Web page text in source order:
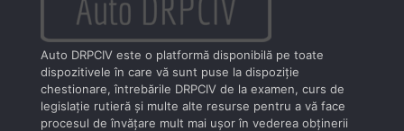
Auto DRPCIV este o platformă disponibilă pe toate
dispozitivele în care vă sunt puse la dispoziţie
chestionare, întrebările DRPCIV de la examen, curs de
legislaţie rutieră şi multe alte resurse pentru a vă face
procesul de învăţare mult mai uşor în vederea obţinerii